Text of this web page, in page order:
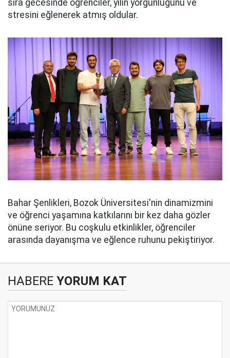
sıra gecesinde öğrenciler, yılın yorgunluğunu ve
stresini eğlenerek atmış oldular.
Bahar Şenlikleri, Bozok Üniversitesi'nin dinamizmini
ve öğrenci yaşamına katkılarını bir kez daha gözler
önüne seriyor. Bu coşkulu etkinlikler, öğrenciler
arasında dayanışma ve eğlence ruhunu pekiştiriyor.
HABERE YORUM KAT